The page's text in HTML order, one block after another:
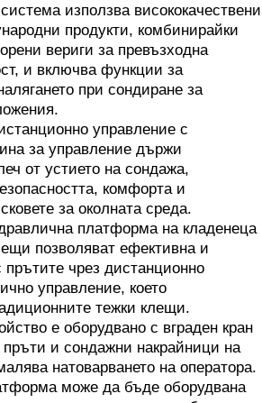
използва висококачествени
продукти, комбинирайки
вериги за превъзходна
и включва функции за
при сондиране за
управление с
за управление държи
от устието на сондажа,
комфорта и
за околната среда.
платформа на кладенеца
позволяват ефективна и
прътите чрез дистанционно
управление, което
тежки клещи.
е оборудвано с вграден кран
пръти и сондажни накрайници на
натоварването на оператора.
може да бъде оборудвана